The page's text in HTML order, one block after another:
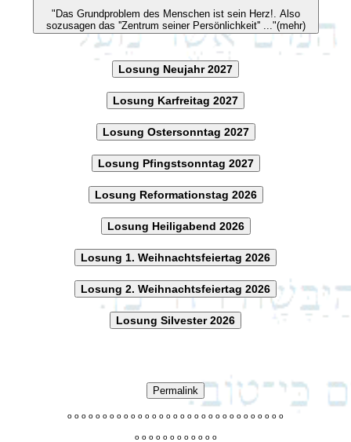
"Das Grundproblem des Menschen ist sein Herz!. Also
sozusagen das ''Zentrum seiner Persönlichkeit'' ..."(mehr)
Losung Neujahr 2027
Losung Karfreitag 2027
Losung Ostersonntag 2027
Losung Pfingstsonntag 2027
Losung Reformationstag 2026
Losung Heiligabend 2026
Losung 1. Weihnachtsfeiertag 2026
Losung 2. Weihnachtsfeiertag 2026
Losung Silvester 2026
Permalink
o o o o o o o o o o o o o o o o o o o o o o o o o o o o o o o
o o o o o o o o o o o o